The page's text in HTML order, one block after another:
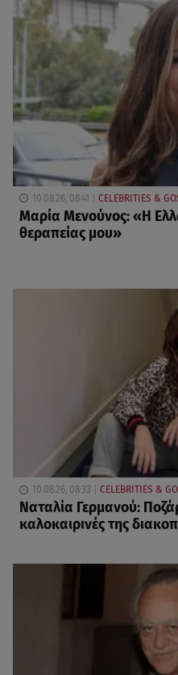
10.08.26, 08:41 CELEBRITIES &
Μαρία Μενούνος: «Η
θεραπείας μου»
10.08.26, 08:33 CELEBRITIES &
Ναταλία Γερμανού:
καλοκαιρινές της